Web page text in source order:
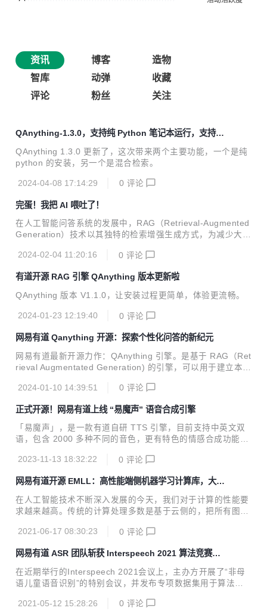
资讯 博客
造物
智库
动弹
收藏
评论
粉丝 关注
QAnything-1.3.0，支持纯 Python 笔记本运行，支持混
合检索
QAnything 1.3.0 更新了，这次带来两个主要功能，一个是纯
python 的安装，另一个是混合检索。
2024-04-08 17:14:29 0 评论
完蛋！我把 AI 喂吐了！
在人工智能问答系统的发展中，RAG（Retrieval-Augmented
Generation）技术以其独特的检索增强生成方式，为减少大模
的疑问：RAG 系统，数据越多效果越好吗？本文将深入分析
系统以适应不断增长的海量数据。
2024-02-04 11:20:16 0 评论
有道开源 RAG 引擎 QAnything 版本更新啦
QAnything 版本 V1.1.0，让安装过程更简单，体验更流畅。
2024-01-23 12:19:40 0 评论
网易有道 Qanything 开源：探索个性化问答的新纪元
网易有道最新开源力作：QAnything 引擎。是基于 RAG（Ret
rieval Augmentated Generation) 的引擎，可以用于建立本地
2024-01-10 14:39:51
0 评论
正式开源！网易有道上线 “易魔声” 语音合成引擎
「易魔声」，是一款有道自研 TTS 引擎，目前支持中英文双
语，包含 2000 多种不同的音色，更有特色的情感合成功能，
2023-11-13 18:32:22
0 评论
网易有道开源 EMLL：高性能端侧机器学习计算库，大幅
提高计算性能
在人工智能技术不断深入发展的今天，我们对于计算的性能要
求越来越高。传统的计算处理多数是基于云侧的，把所有图
馈。但是随着数据的指数式增长，依靠云侧的计算已经显现了
等，因此端侧的推理则愈发重要。 在这样的背景下，网易有道
AI团队自主设计研发了高性能端侧机器学习计算库——EMLL
(Edge ML Library)，并已在近日开源。 EMLL 为加速端侧 AI
支持fp32、fp16、int8等数据类型，已在网易有道词典笔、翻
2021-06-17 08:30:23 0 评论
网易有道 ASR 团队斩获 Interspeech 2021 算法竞赛两
项冠军
在近期举行的Interspeech 2021会议上，主办方开展了“非母
语儿童语音识别”的特别会议，并发布专项数据集用于算法评
共分为4个细分赛道，网易有道ASR团队斩获其中2项冠军与1
2021-05-12 15:28:26 0 评论